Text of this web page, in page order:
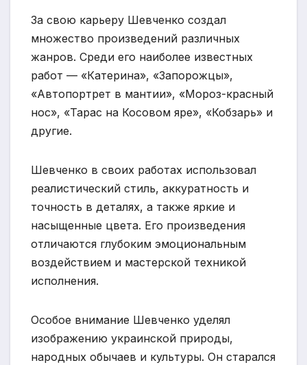
За свою карьеру Шевченко создал
множество произведений различных
жанров. Среди его наиболее известных
работ — «Катерина», «Запорожцы»,
«Автопортрет в мантии», «Мороз-красный
нос», «Тарас на Косовом яре», «Кобзарь» и
другие.
Шевченко в своих работах использовал
реалистический стиль, аккуратность и
точность в деталях, а также яркие и
насыщенные цвета. Его произведения
отличаются глубоким эмоциональным
воздействием и мастерской техникой
исполнения.
Особое внимание Шевченко уделял
изображению украинской природы,
народных обычаев и культуры. Он старался